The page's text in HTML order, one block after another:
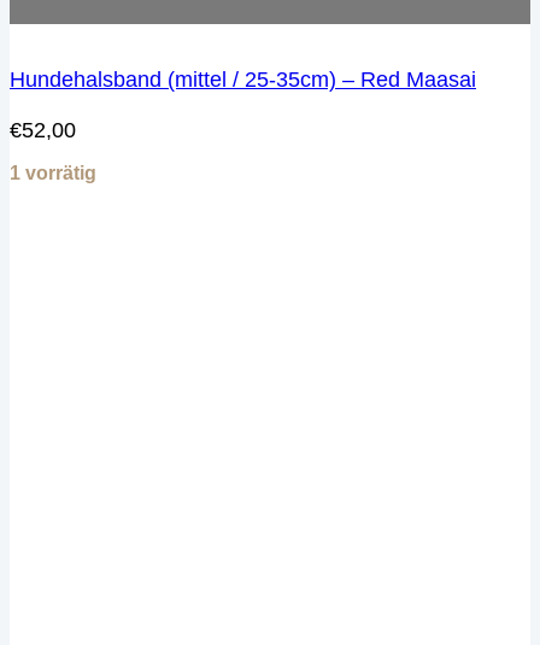
Hundehalsband (mittel / 25-35cm) – Red Maasai
€52,00
1 vorrätig